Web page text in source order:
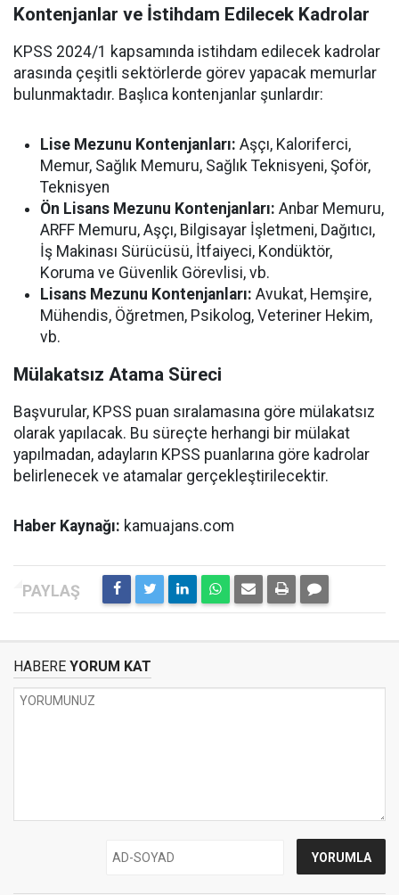
Kontenjanlar ve İstihdam Edilecek Kadrolar
KPSS 2024/1 kapsamında istihdam edilecek kadrolar
arasında çeşitli sektörlerde görev yapacak memurlar
bulunmaktadır. Başlıca kontenjanlar şunlardır:
Lise Mezunu Kontenjanları: Aşçı, Kaloriferci,
Memur, Sağlık Memuru, Sağlık Teknisyeni, Şoför,
Teknisyen
Ön Lisans Mezunu Kontenjanları: Anbar Memuru,
ARFF Memuru, Aşçı, Bilgisayar İşletmeni, Dağıtıcı,
İş Makinası Sürücüsü, İtfaiyeci, Kondüktör,
Koruma ve Güvenlik Görevlisi, vb.
Lisans Mezunu Kontenjanları: Avukat, Hemşire,
Mühendis, Öğretmen, Psikolog, Veteriner Hekim,
vb.
Mülakatsız Atama Süreci
Başvurular, KPSS puan sıralamasına göre mülakatsız
olarak yapılacak. Bu süreçte herhangi bir mülakat
yapılmadan, adayların KPSS puanlarına göre kadrolar
belirlenecek ve atamalar gerçekleştirilecektir.
Haber Kaynağı: kamuajans.com
HABERE YORUM KAT